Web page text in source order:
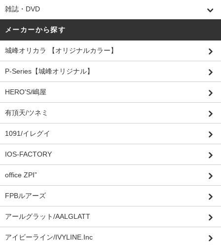
雑誌・DVD
メーカーから探す
城峰オリカラ 【オリジナルカラー】
P-Series【城峰オリジナル】
HERO'S/嶋屋
有頂天/ツネミ
1091/イレグイ
IOS-FACTORY
office ZPI”
FPBルアーズ
アールグラット/AALGLATT
アイビーライン/IVYLINE.Inc